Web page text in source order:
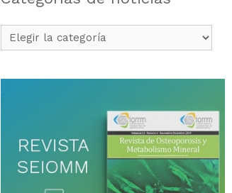
Categorías
de